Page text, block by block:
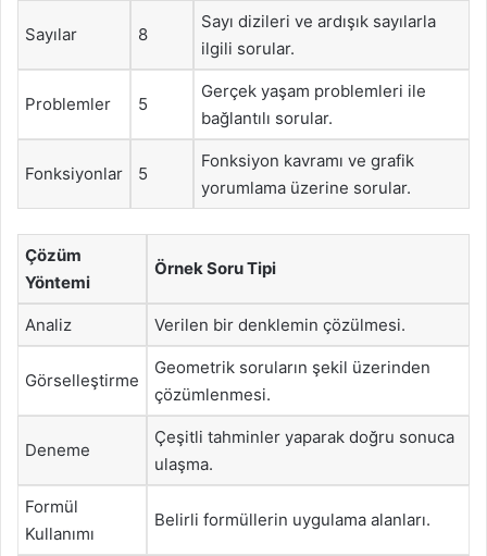
Sayılar 8
Sayı dizileri ve ardışık sayılarla
ilgili sorular.
Problemler 5
Gerçek yaşam problemleri ile
bağlantılı sorular.
Fonksiyonlar 5
Fonksiyon kavramı ve grafik
yorumlama üzerine sorular.
Çözüm
Yöntemi
Örnek Soru Tipi
Analiz Verilen bir denklemin çözülmesi.
Görselleştirme
Geometrik soruların şekil üzerinden
çözümlenmesi.
Deneme
Çeşitli tahminler yaparak doğru sonuca
ulaşma.
Formül
Kullanımı
Belirli formüllerin uygulama alanları.